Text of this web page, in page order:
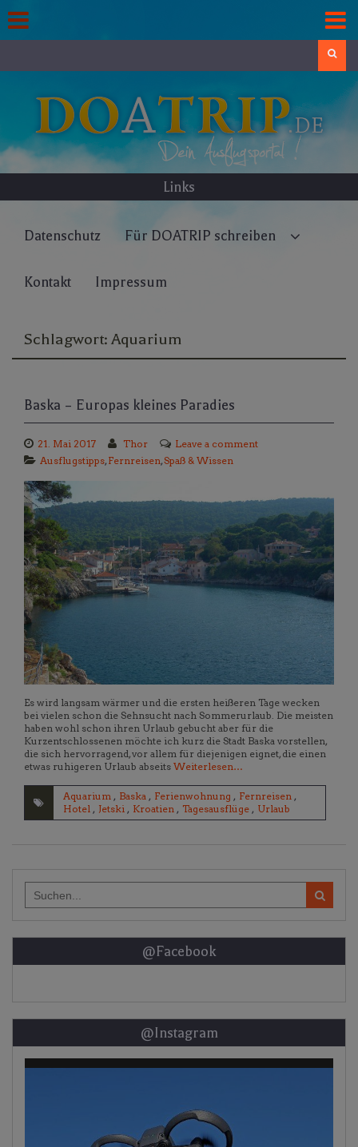
to
content
Links
Datenschutz Für DOATRIP schreiben
Kontakt Impressum
Schlagwort: Aquarium
Baska – Europas kleines Paradies
21. Mai 2017 Thor
Leave a comment
Ausflugstipps, Fernreisen,Spaß & Wissen
Es wird langsam wärmer und die ersten heißeren Tage wecken
bei vielen schon die Sehnsucht nach Sommerurlaub. Die meisten
haben wohl schon ihren Urlaub gebucht aber für die
Kurzentschlossenen möchte ich kurz die Stadt Baska vorstellen,
die sich hervorragend, vor allem für diejenigen eignet, die einen
etwas ruhigeren Urlaub abseits Weiterlesen…
Aquarium , Baska , Ferienwohnung , Fernreisen ,
Hotel , Jetski , Kroatien , Tagesausflüge , Urlaub
for:
@Facebook
@Instagram